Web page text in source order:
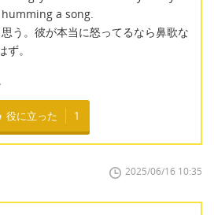
a song.
う。彼が本当に怒ってるなら鼻歌な
。
役に立った 1
2025/06/16 10:35